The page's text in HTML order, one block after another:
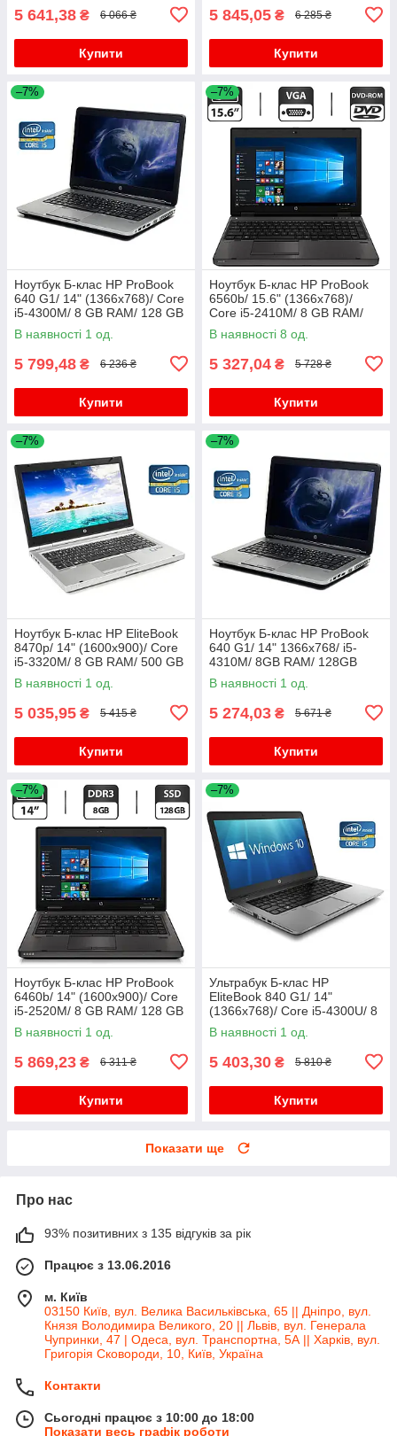
5 641,38 ₴ 6 066 ₴
Купити
5 845,05 ₴ 6 285 ₴
Купити
–7%
Ноутбук Б-клас HP ProBook
640 G1/ 14" (1366x768)/ Core
i5-4300M/ 8 GB RAM/ 128 GB
SSD/ HD Graphic 4600
В наявності 1 од.
5 799,48 ₴ 6 236 ₴
Купити
–7%
Ноутбук Б-клас HP ProBook
6560b/ 15.6" (1366x768)/
Core i5-2410M/ 8 GB RAM/
320 GB HDD/ HD 3000
В наявності 8 од.
5 327,04 ₴ 5 728 ₴
Купити
–7%
Ноутбук Б-клас HP EliteBook
8470p/ 14" (1600x900)/ Core
i5-3320M/ 8 GB RAM/ 500 GB
HDD/ HD 4000
В наявності 1 од.
5 035,95 ₴ 5 415 ₴
Купити
–7%
Ноутбук Б-клас HP ProBook
640 G1/ 14" 1366x768/ i5-
4310M/ 8GB RAM/ 128GB
SSD+750GB HDD/ HD 4600/
АКБ 0%
В наявності 1 од.
5 274,03 ₴ 5 671 ₴
Купити
–7%
Ноутбук Б-клас HP ProBook
6460b/ 14" (1600x900)/ Core
i5-2520M/ 8 GB RAM/ 128 GB
SSD/ HD Graphic 3000
В наявності 1 од.
5 869,23 ₴ 6 311 ₴
Купити
–7%
Ультрабук Б-клас HP
EliteBook 840 G1/ 14"
(1366x768)/ Core i5-4300U/ 8
GB RAM/ 500 GB SSD/ HD
4400/ АКБ 0%
В наявності 1 од.
5 403,30 ₴ 5 810 ₴
Купити
Показати ще
Про нас
93% позитивних з 135 відгуків за рік
Працює з 13.06.2016
м. Київ
03150 Київ, вул. Велика Васильківська, 65 || Дніпро, вул.
Князя Володимира Великого, 20 || Львів, вул. Генерала
Чупринки, 47 | Одеса, вул. Транспортна, 5А || Харків, вул.
Григорія Сковороди, 10, Київ, Україна
Контакти
Сьогодні працює з 10:00 до 18:00
Показати весь графік роботи